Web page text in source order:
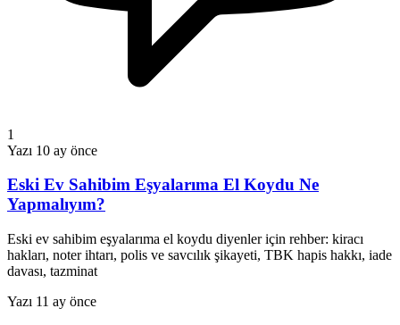
1
Yazı 10 ay önce
Eski Ev Sahibim Eşyalarıma El Koydu Ne
Yapmalıyım?
Eski ev sahibim eşyalarıma el koydu diyenler için rehber: kiracı
hakları, noter ihtarı, polis ve savcılık şikayeti, TBK hapis hakkı, iade
davası, tazminat
Yazı 11 ay önce